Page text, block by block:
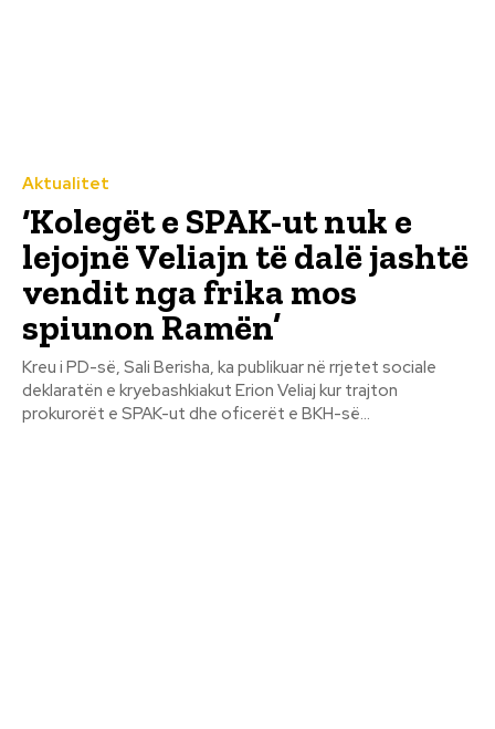
Aktualitet
‘Kolegët e SPAK-ut nuk e
lejojnë Veliajn të dalë jashtë
vendit nga frika mos
spiunon Ramën’
Kreu i PD-së, Sali Berisha, ka publikuar në rrjetet sociale
deklaratën e kryebashkiakut Erion Veliaj kur trajton
prokurorët e SPAK-ut dhe oficerët e BKH-së...